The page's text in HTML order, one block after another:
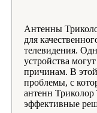
Антенны
для
телевидения.
устройства
причинам. В
проблемы, с
антенн
эффективные